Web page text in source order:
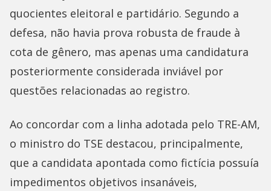
quocientes eleitoral e partidário. Segundo a
defesa, não havia prova robusta de fraude à
cota de gênero, mas apenas uma candidatura
posteriormente considerada inviável por
questões relacionadas ao registro.
Ao concordar com a linha adotada pelo TRE-AM,
o ministro do TSE destacou, principalmente,
que a candidata apontada como fictícia possuía
impedimentos objetivos insanáveis,